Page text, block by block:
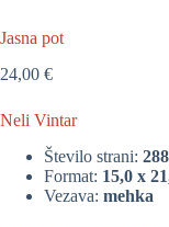
Jasna pot
24,00 €
Neli Vintar
Število strani: 288
Format: 15,0 x
Vezava: mehka